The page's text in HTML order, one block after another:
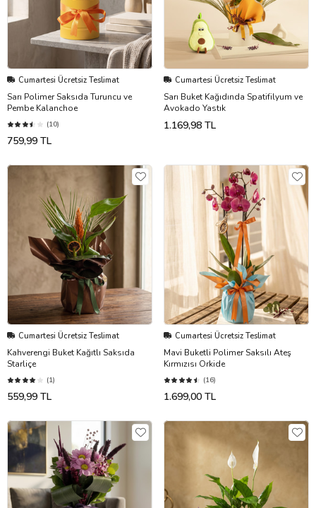
Cumartesi Ücretsiz Teslimat
Sarı Polimer Saksıda Turuncu ve
Pembe Kalanchoe
(10)
759,99 TL
Cumartesi Ücretsiz Teslimat
Sarı Buket Kağıdında Spatifilyum ve
Avokado Yastık
1.169,98 TL
Cumartesi Ücretsiz Teslimat
Kahverengi Buket Kağıtlı Saksıda
Starliçe
(1)
559,99 TL
Cumartesi Ücretsiz Teslimat
Mavi Buketli Polimer Saksılı Ateş
Kırmızısı Orkide
(16)
1.699,00 TL